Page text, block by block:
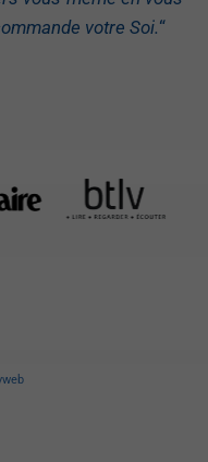
votre Soi.“